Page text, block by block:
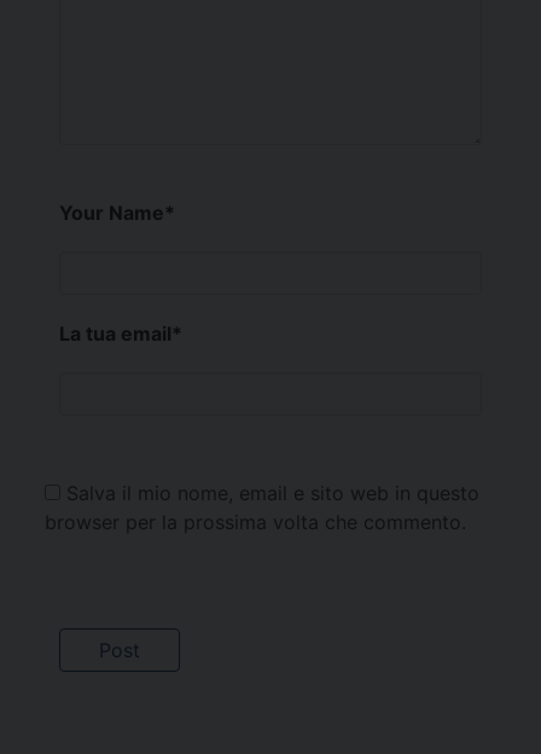
Your Name*
La tua email*
Salva il mio nome, email e sito web in questo
browser per la prossima volta che commento.